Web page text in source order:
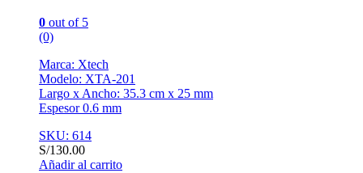
0 out of 5
(0)
Marca: Xtech
Modelo: XTA-201
Largo x Ancho: 35.3 cm x 25 mm
Espesor 0.6 mm
SKU: 614
S/130.00
Añadir al carrito